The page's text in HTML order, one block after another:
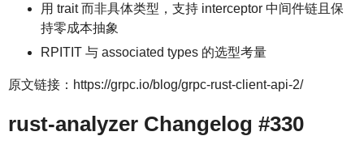
用 trait 而非具体类型，支持 interceptor 中间件链且保
持零成本抽象
RPITIT 与 associated types 的选型考量
原文链接：https://grpc.io/blog/grpc-rust-client-api-2/
rust-analyzer Changelog #330